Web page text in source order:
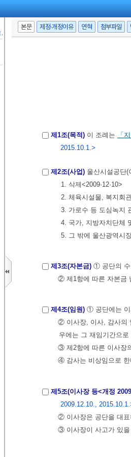
2020. 10. 29., 일부개정]
본문 제정·개정이유 연혁 첨부파일
제1조(목적) 이 조례는 「
2015.10.1.>
제2조(사업) 울산시설공단
1. 삭제<2009·12·10>
2. 체육시설물, 복지회
3. 가로수 등 도심녹지
4. 국가, 지방자치단체
5. 그 밖에 울산광역시
제3조(자본금) ① 공단의 수
② 제1항에 따른 자본금
제4조(임원) ① 공단에는 이
② 이사장, 이사, 감사의
우에는 그 재임기간으로
③ 제2항에 따른 이사장
④ 감사는 비상임으로 한
제5조(이사장 등<개정
2009.12.10.,
② 이사장은 공단을 대표
③ 이사장이 사고가 있을